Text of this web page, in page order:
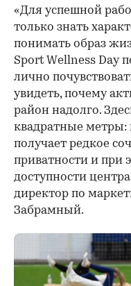
«Для успешной
только знать
понимать образ
Sport Wellness Day
лично
увидеть, почему
район надолго.
квадратные метры:
получает редкое
приватности и при
доступности
директор по
Забрамный.